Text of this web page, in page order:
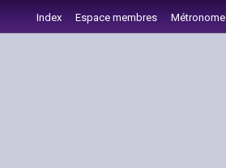
Index Espace membres Métronome